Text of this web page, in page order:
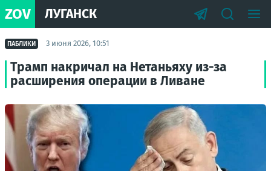
ZOV ЛУГАНСК
ПАБЛИКИ 3 июня 2026, 10:51
Трамп накричал на Нетаньяху из-за
расширения операции в Ливане